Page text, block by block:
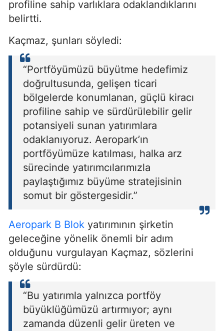
profiline sahip varlıklara odaklandıklarını
belirtti.
Kaçmaz, şunları söyledi:
“Portföyümüzü büyütme hedefimiz
doğrultusunda, gelişen ticari
bölgelerde konumlanan, güçlü kiracı
profiline sahip ve sürdürülebilir gelir
potansiyeli sunan yatırımlara
odaklanıyoruz. Aeropark’ın
portföyümüze katılması, halka arz
sürecinde yatırımcılarımızla
paylaştığımız büyüme stratejisinin
somut bir göstergesidir.”
Aeropark B Blok yatırımının şirketin
geleceğine yönelik önemli bir adım
olduğunu vurgulayan Kaçmaz, sözlerini
şöyle sürdürdü:
“Bu yatırımla yalnızca portföy
büyüklüğümüzü artırmıyor; aynı
zamanda düzenli gelir üreten ve